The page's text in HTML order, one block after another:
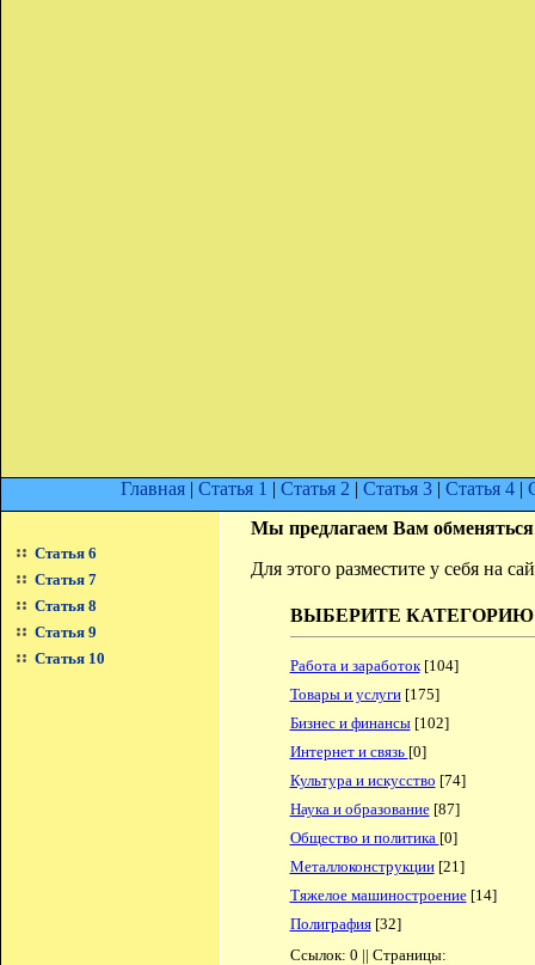
Главная | Статья 1 | Статья 2 | Статья 3 | Статья 4 |
Статья 6
Статья 7
Статья 8
Статья 9
Статья 10
Мы предлагаем Вам
Для этого разместите у себя на
ВЫБЕРИТЕ КАТЕГОРИЮ
Работа и заработок[104]
Товары и услуги[175]
Бизнес и финансы[102]
Интернет и связь [0]
Культура и искусство [74]
Наука и образование[87]
Общество и политика [0]
Металлоконструкции[21]
Тяжелое машиностроение[14]
Полиграфия[32]
Ссылок: 0 || Страницы: